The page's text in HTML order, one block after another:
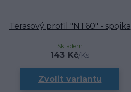
Terasový profil "NT60" - spojka
143 Kč/Ks
Skladem
Zvolit variantu